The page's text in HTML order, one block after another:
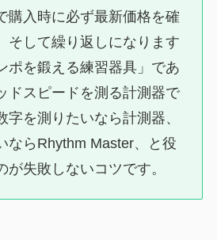
購入時に必ず最新価格を確
そして繰り返しになります
ポを鍛える練習器具」であ
ドスピードを測る計測器で
字を測りたいなら計測器、
ならRhythm Master、と役
が失敗しないコツです。